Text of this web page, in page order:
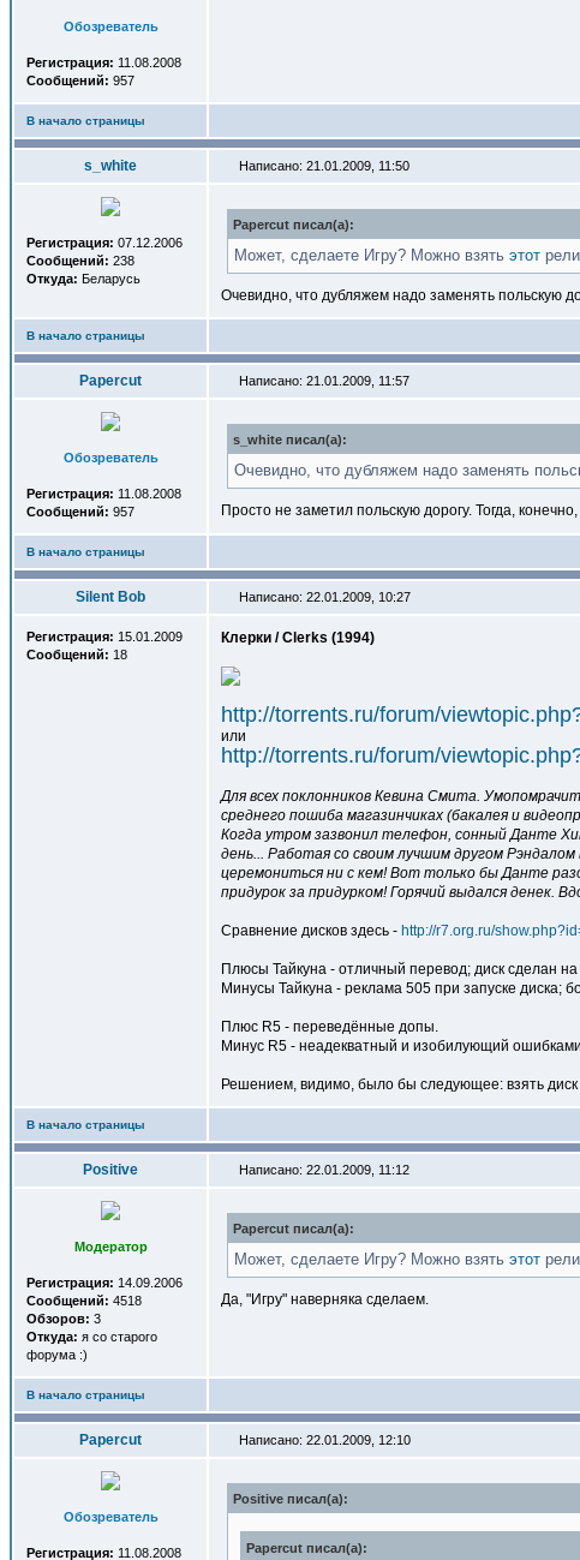
Обозреватель
Регистрация: 11.08.2008
Сообщений: 957
В начало страницы
s_white Написано: 21.01.2009, 11:50
Регистрация: 07.12.2006
Сообщений: 238
Откуда: Беларусь
Papercut писал(a):
Может, сделаете Игру? Можно взять этот
Очевидно, что дубляжем надо заменять польскую
В начало страницы
Papercut Написано: 21.01.2009, 11:57
Обозреватель
Регистрация: 11.08.2008
Сообщений: 957
s_white писал(a):
Очевидно, что дубляжем надо заменять
Просто не заметил польскую дорогу. Тогда,
В начало страницы
Silent Bob Написано: 22.01.2009, 10:27
Регистрация: 15.01.2009
Сообщений: 18
Клерки / Clerks (1994)
http://torrents.ru/forum/
или
http://torrents.ru/forum/
Для всех поклонников Кевина Смита.
среднего пошиба магазинчиках (бакалея и
Когда утром зазвонил телефон, сонный Данте
день... Работая со своим лучшим другом
церемониться ни с кем! Вот только бы Данте
придурок за придурком! Горячий выдался денек.
Сравнение дисков здесь - http://r7.org.ru/
Плюсы Тайкуна - отличный перевод; диск сделан на
Минусы Тайкуна - реклама 505 при запуске диска;
Плюс R5 - переведённые допы.
Минус R5 - неадекватный и изобилующий
Решением, видимо, было бы следующее: взять диск
В начало страницы
Positive Написано: 22.01.2009, 11:12
Модератор
Регистрация: 14.09.2006
Сообщений: 4518
Обзоров: 3
Откуда: я со старого
форума :)
Papercut писал(a):
Может, сделаете Игру? Можно взять этот
Да, "Игру" наверняка сделаем.
В начало страницы
Papercut Написано: 22.01.2009, 12:10
Обозреватель
Регистрация: 11.08.2008
Positive писал(a):
Papercut писал(a):